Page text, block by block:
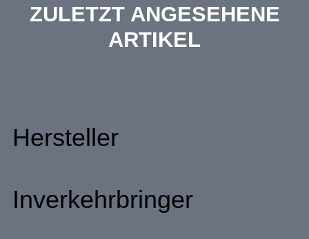
ZULETZT ANGESEHENE
ARTIKEL
Hersteller
Inverkehrbringer